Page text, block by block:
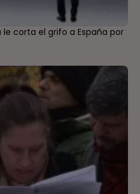
le corta el grifo a España por